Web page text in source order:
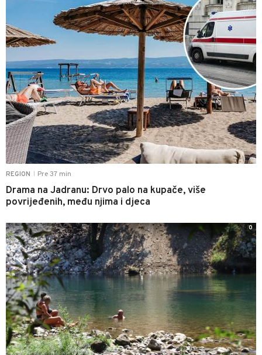
REGION Pre 37 min
Drama na Jadranu: Drvo palo na kupače, više
povrijeđenih, među njima i djeca
0